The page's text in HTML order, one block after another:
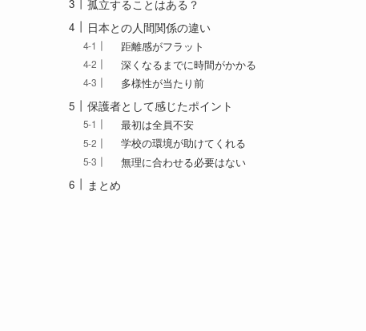
孤立することはある？
日本との人間関係の違い
距離感がフラット
深くなるまでに時間がかかる
多様性が当たり前
保護者として感じたポイント
最初は全員不安
学校の環境が助けてくれる
無理に合わせる必要はない
まとめ